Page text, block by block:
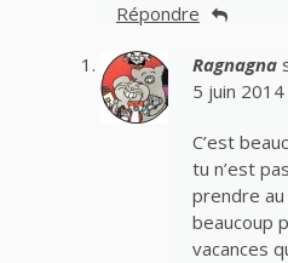
Répondre
Ragnagna
5 juin
C’est
tu n’est
prendre
beaucoup
vacances